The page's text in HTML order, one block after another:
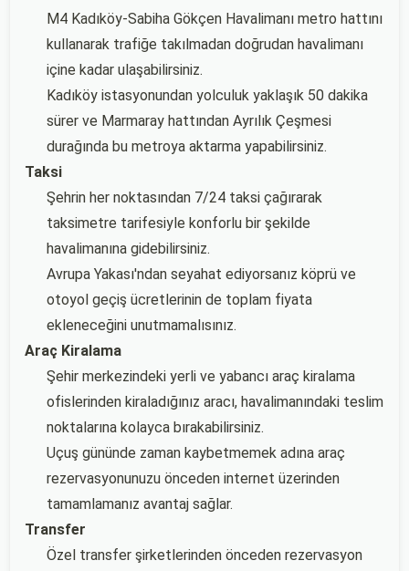
M4 Kadıköy-Sabiha Gökçen Havalimanı metro hattını
kullanarak trafiğe takılmadan doğrudan havalimanı
içine kadar ulaşabilirsiniz.
Kadıköy istasyonundan yolculuk yaklaşık 50 dakika
sürer ve Marmaray hattından Ayrılık Çeşmesi
durağında bu metroya aktarma yapabilirsiniz.
Taksi
Şehrin her noktasından 7/24 taksi çağırarak
taksimetre tarifesiyle konforlu bir şekilde
havalimanına gidebilirsiniz.
Avrupa Yakası'ndan seyahat ediyorsanız köprü ve
otoyol geçiş ücretlerinin de toplam fiyata
ekleneceğini unutmamalısınız.
Araç Kiralama
Şehir merkezindeki yerli ve yabancı araç kiralama
ofislerinden kiraladığınız aracı, havalimanındaki teslim
noktalarına kolayca bırakabilirsiniz.
Uçuş gününde zaman kaybetmemek adına araç
rezervasyonunuzu önceden internet üzerinden
tamamlamanız avantaj sağlar.
Transfer
Özel transfer şirketlerinden önceden rezervasyon